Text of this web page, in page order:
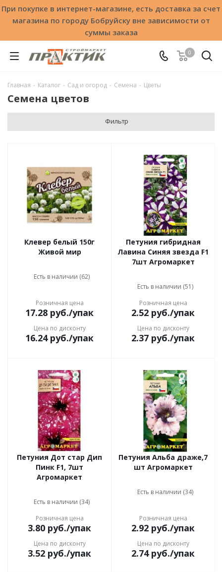
При покупке в интернет-магазине, есть доставка за счет
магазина по городу Бобруйску вне зависимости от
суммы заказа
0
Главная - Каталог - Сад и огород - Семена - Цветы
Семена цветов
Фильтр
Клевер белый 150г
Живой мир
Есть в наличии (62)
Розничная цена
17.28 руб./упак
Цена по дисконту
16.24руб./упак
Петуния гибридная
Лавина Синяя звезда F1
7шт Агромаркет
Есть в наличии (51)
Розничная цена
2.52 руб./упак
Цена по дисконту
2.37 руб./упак
Петуния Дот стар Дип
Пинк F1, 7шт
Агромаркет
Есть в наличии (34)
Розничная цена
3.80 руб./упак
Цена по дисконту
3.52 руб./упак
Петуния Альба драже,7
шт Агромаркет
Есть в наличии (34)
Розничная цена
2.92 руб./упак
Цена по дисконту
2.74руб./упак